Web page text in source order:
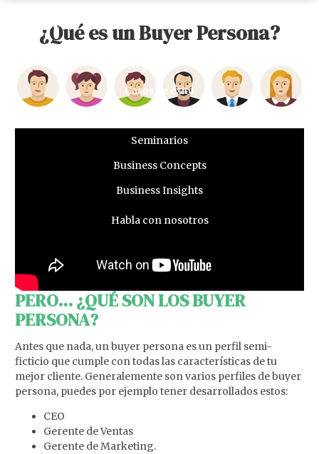
Negocios
Casos de éxito
Seminarios
Business Concepts
Business Insights
Habla con nosotros
close
¿Qué es un Buyer Persona?
PERO... ¿QUÉ SON LOS BUYER
PERSONA?
Antes que nada, un buyer persona es un perfil semi-
ficticio que cumple con todas las características de tu
mejor cliente. Generalemente son varios perfiles de buyer
persona, puedes por ejemplo tener desarrollados estos:
CEO
Gerente de Ventas
Gerente de Marketing.